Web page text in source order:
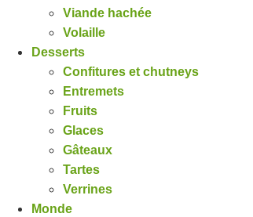
Viande hachée
Volaille
Desserts
Confitures et chutneys
Entremets
Fruits
Glaces
Gâteaux
Tartes
Verrines
Monde